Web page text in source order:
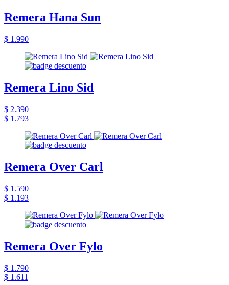
Remera Hana Sun
$ 1.990
Remera Lino Sid
$ 2.390
$ 1.793
Remera Over Carl
$ 1.590
$ 1.193
Remera Over Fylo
$ 1.790
$ 1.611